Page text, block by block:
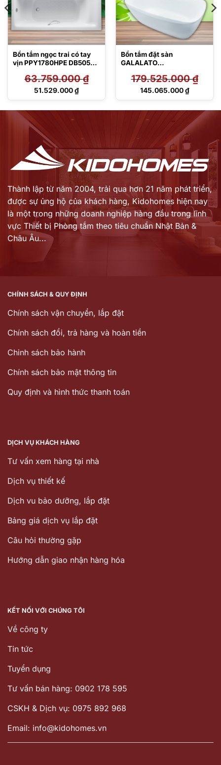
Bồn tắm ngọc trai có tay
vịn PPY1780HPE DB505R-
63.759.000₫
Giá
51.529.000₫
Giá
Bồn tắm đặt sàn
GALALATO
TVBF412
179.525.000₫
Giá
179.525.000 ₫.
145.065.000₫
Giá
145.065.000 ₫.
Thành lập từ năm 2004, trải qua hơn 21 năm phát triển,
được sự ủng hộ của khách hàng, Kidohomes hiện nay
là một trong những doanh nghiệp hàng đầu trong lĩnh
vực Thiết bị Phòng tắm theo tiêu chuẩn Nhật Bản &
Châu Âu...
CHÍNH SÁCH & QUY ĐỊNH
Chính sách vận chuyển, lắp đặt
Chính sách đổi, trả hàng và hoàn tiền
Chinh sách bảo hành
Chính sách bảo mật thông tin
Quy định và hình thức thanh toán
DỊCH VỤ KHÁCH HÀNG
Tư vấn xem hàng tại nhà
Dịch vụ thiết kế
Dịch vu bảo dưỡng, lắp đặt
Bảng giá dịch vụ lắp đặt
Câu hỏi thường gặp
Hướng dẫn giao nhận hàng hóa
KẾT NỐI VỚI CHÚNG TÔI
Về công ty
Tin tức
Tuyển dụng
Tư vấn bán hàng: 0902 178 595
CSKH & Dịch vụ: 0975 892 968
Email: info@kidohomes.vn